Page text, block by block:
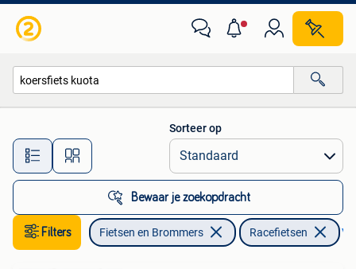
Alle afstanden…
Sorteer op
Bewaar je zoekopdracht
Filters Fietsen en Brommers Racefietsen